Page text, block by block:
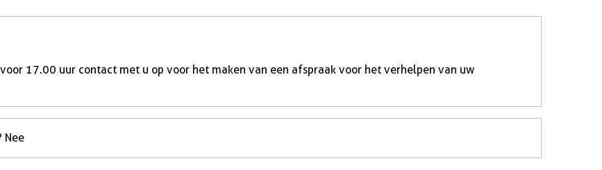
17.00 uur contact met u op voor het maken van een afspraak voor het verhelpen van uw
Nee